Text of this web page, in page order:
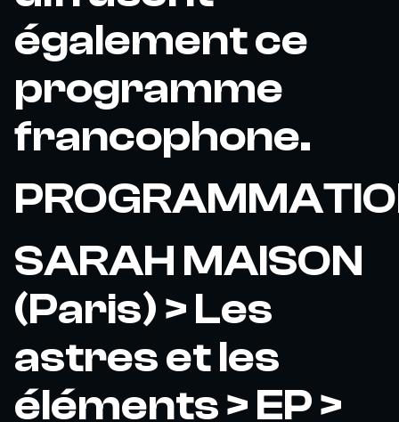
également ce
programme
francophone.
SARAH MAISON
(Paris) > Les
astres et les
éléments > EP >